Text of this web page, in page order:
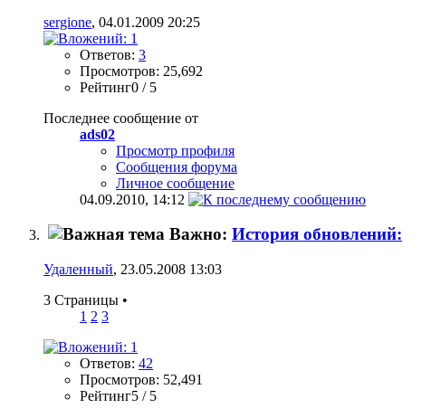
sergione, 04.01.2009 20:25
Ответов: 3
Просмотров: 25,692
Рейтинг0 / 5
Последнее сообщение от
ads02
Просмотр профиля
Сообщения форума
Личное сообщение
04.09.2010, 14:12
Важно: История обновлений:
Удаленный, 23.05.2008 13:03
3 Страницы •
1 2 3
Ответов: 42
Просмотров: 52,491
Рейтинг5 / 5